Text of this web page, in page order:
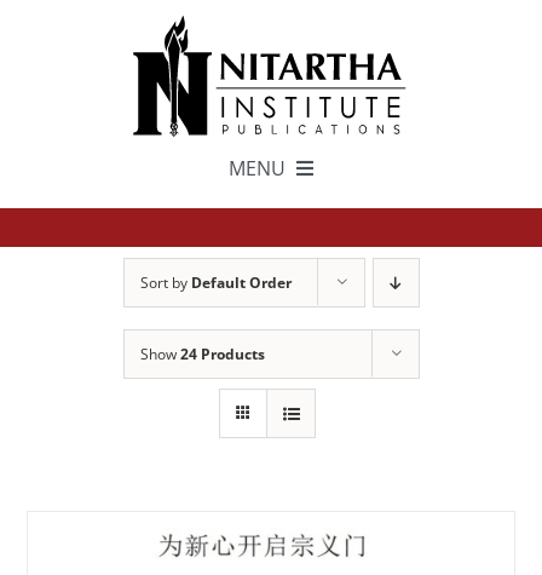
MENU
NEW and UPCOMING PUBLICATIONS
Sort by Default Order
Show24 Products